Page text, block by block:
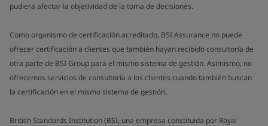
pudiera afectar la objetividad de la toma de decisiones.
Como organismo de certificación acreditado, BSI Assurance no puede
ofrecer certificación a clientes que también hayan recibido consultoría de
otra parte de BSI Group para el mismo sistema de gestión. Asimismo, no
ofrecemos servicios de consultoría a los clientes cuando también buscan
la certificación en el mismo sistema de gestión.
British Standards Institution (BSI, una empresa constituida por Royal